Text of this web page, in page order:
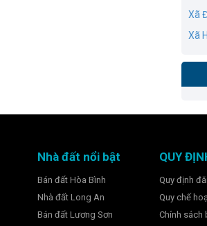
Xã
Xã
Nhà đất nổi bật
Bán đất Hòa Bình
Nhà đất Long An
Bán đất Lương Sơn
QUY
Quy định
Quy chế
Chính sách